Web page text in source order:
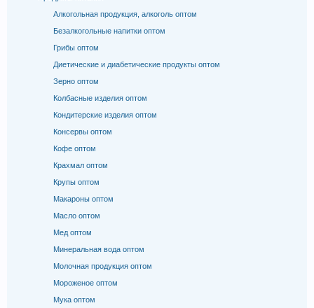
Алкогольная продукция, алкоголь оптом
Безалкогольные напитки оптом
Грибы оптом
Диетические и диабетические продукты оптом
Зерно оптом
Колбасные изделия оптом
Кондитерские изделия оптом
Консервы оптом
Кофе оптом
Крахмал оптом
Крупы оптом
Макароны оптом
Масло оптом
Мед оптом
Минеральная вода оптом
Молочная продукция оптом
Мороженое оптом
Мука оптом